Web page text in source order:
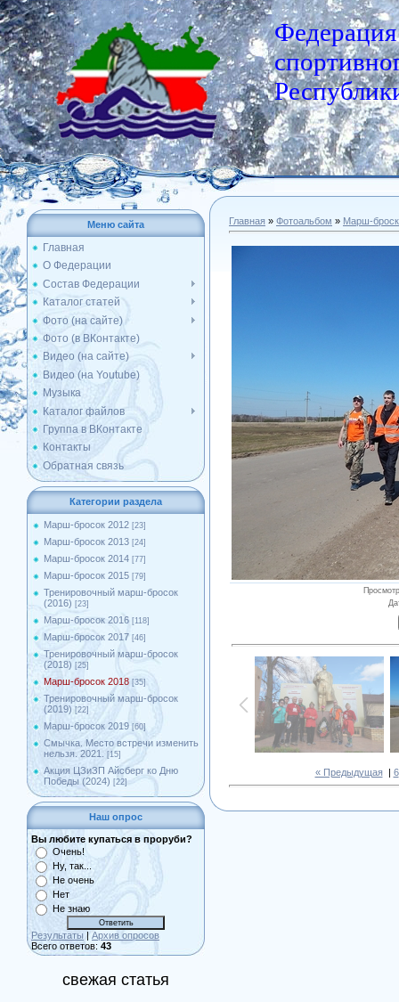
Федерация
Меню сайта
Главная
О Федерации
Состав Федерации
Каталог статей
Фото (на сайте)
Фото (в ВКонтакте)
Видео (на сайте)
Видео (на Youtube)
Музыка
Каталог файлов
Группа в ВКонтакте
Контакты
Обратная связь
Категории раздела
Марш-бросок 2012 [23]
Марш-бросок 2013 [24]
Марш-бросок 2014 [77]
Марш-бросок 2015 [79]
Тренировочный марш-бросок
(2016) [23]
Марш-бросок 2016 [118]
Марш-бросок 2017 [46]
Тренировочный марш-бросок
(2018) [25]
Марш-бросок 2018 [35]
Тренировочный марш-бросок
(2019) [22]
Марш-бросок 2019 [60]
Смычка. Место встречи изменить
нельзя. 2021.
[15]
Акция ЦЗиЗП Айсберг ко Дню
Победы (2024) [22]
Наш опрос
Вы любите купаться в проруби?
Очень!
Ну, так...
Не очень
Нет
Не знаю
Результаты | Архив опросов
Всего ответов: 43
свежая статья
Главная » Фотоальбом » Марш-
« Предыдущая| 6